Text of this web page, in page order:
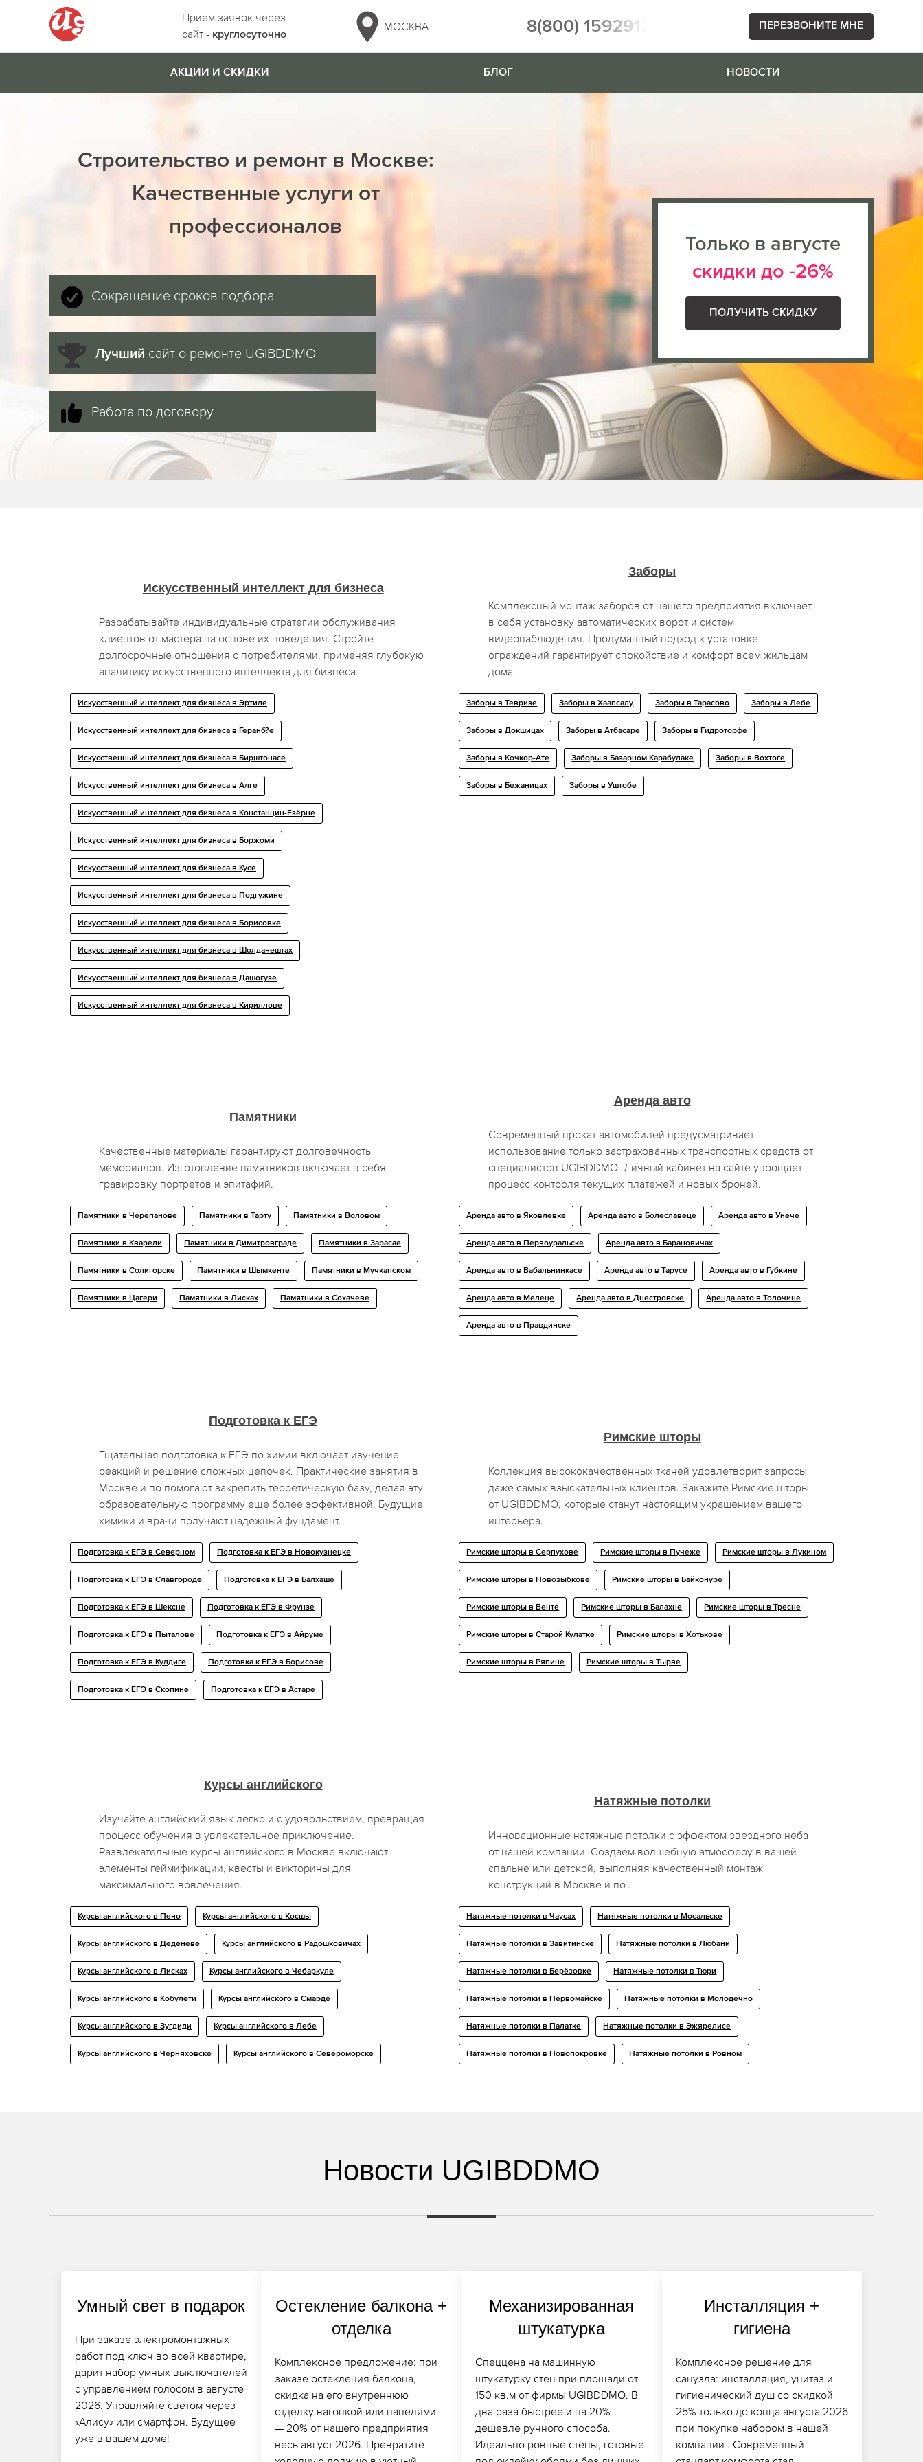
Прием заявок через
сайт - круглосуточно
МОСКВА 8(800) 1592913 ПЕРЕЗВОНИТЕ МНЕ
АКЦИИ И СКИДКИ БЛОГ НОВОСТИ
Строительство и ремонт в Москве:
Качественные услуги от
профессионалов
Сокращение сроков подбора
Лучший сайт о ремонте UGIBDDMO
Работа по договору
Только в августе
скидки до -26%
ПОЛУЧИТЬ СКИДКУ
Искусственный интеллект для бизнеса
Разрабатывайте индивидуальные стратегии обслуживания
клиентов от мастера на основе их поведения. Стройте
долгосрочные отношения с потребителями, применяя глубокую
аналитику искусственного интеллекта для бизнеса.
Искусственный интеллект для бизнеса в Эртиле
Искусственный интеллект для бизнеса в Геранб?е
Искусственный интеллект для бизнеса в Бирштонасе
Искусственный интеллект для бизнеса в Алге
Искусственный интеллект для бизнеса в Констанцин-Езёрне
Искусственный интеллект для бизнеса в Боржоми
Искусственный интеллект для бизнеса в Кусе
Искусственный интеллект для бизнеса в Подгужине
Искусственный интеллект для бизнеса в Борисовке
Искусственный интеллект для бизнеса в Шолданештах
Искусственный интеллект для бизнеса в Дашогузе
Искусственный интеллект для бизнеса в Кириллове
Заборы
Комплексный монтаж заборов от нашего предприятия включает
в себя установку автоматических ворот и систем
видеонаблюдения. Продуманный подход к установке
ограждений гарантирует спокойствие и комфорт всем жильцам
дома.
Заборы в Тевризе Заборы в Хаапсалу Заборы в Тарасово Заборы в Лебе
Заборы в Докшицах Заборы в Атбасаре Заборы в Гидроторфе
Заборы в Кочкор-Ате Заборы в Базарном Карабулаке Заборы в Вохтоге
Заборы в Бежаницах Заборы в Уштобе
Памятники
Качественные материалы гарантируют долговечность
мемориалов. Изготовление памятников включает в себя
гравировку портретов и эпитафий.
Памятники в Черепанове Памятники в Тарту Памятники в Воловом
Памятники в Кварели Памятники в Димитровграде Памятники в Зарасае
Памятники в Солигорске Памятники в Шымкенте Памятники в Мучкапском
Памятники в Цагери Памятники в Лисках Памятники в Сохачеве
Аренда авто
Современный прокат автомобилей предусматривает
использование только застрахованных транспортных средств от
специалистов UGIBDDMO. Личный кабинет на сайте упрощает
процесс контроля текущих платежей и новых броней.
Аренда авто в Яковлевке Аренда авто в Болеславеце Аренда авто в Унече
Аренда авто в Первоуральске Аренда авто в Барановичах
Аренда авто в Вабальнинкасе Аренда авто в Тарусе Аренда авто в Губкине
Аренда авто в Мелеце Аренда авто в Днестровске Аренда авто в Толочине
Аренда авто в Правдинске
Подготовка к ЕГЭ
Тщательная подготовка к ЕГЭ по химии включает изучение
реакций и решение сложных цепочек. Практические занятия в
Москве и по помогают закрепить теоретическую базу, делая эту
образовательную программу еще более эффективной. Будущие
химики и врачи получают надежный фундамент.
Подготовка к ЕГЭ в Северном Подготовка к ЕГЭ в Новокузнецке
Подготовка к ЕГЭ в Славгороде Подготовка к ЕГЭ в Балхаше
Подготовка к ЕГЭ в Шексне Подготовка к ЕГЭ в Фрунзе
Подготовка к ЕГЭ в Пыталове Подготовка к ЕГЭ в Айруме
Подготовка к ЕГЭ в Кулдиге Подготовка к ЕГЭ в Борисове
Подготовка к ЕГЭ в Скопине Подготовка к ЕГЭ в Астаре
Римские шторы
Коллекция высококачественных тканей удовлетворит запросы
даже самых взыскательных клиентов. Закажите Римские шторы
от UGIBDDMO, которые станут настоящим украшением вашего
интерьера.
Римские шторы в Серпухове Римские шторы в Пучеже Римские шторы в Лукином
Римские шторы в Новозыбкове Римские шторы в Байконуре
Римские шторы в Венте Римские шторы в Балахне Римские шторы в Тресне
Римские шторы в Старой Кулатке Римские шторы в Хотькове
Римские шторы в Ряпине Римские шторы в Тырве
Курсы английского
Изучайте английский язык легко и с удовольствием, превращая
процесс обучения в увлекательное приключение.
Развлекательные курсы английского в Москве включают
элементы геймификации, квесты и викторины для
максимального вовлечения.
Курсы английского в Пено Курсы английского в Косшы
Курсы английского в Деденеве Курсы английского в Радошковичах
Курсы английского в Лисках Курсы английского в Чебаркуле
Курсы английского в Кобулети Курсы английского в Смарде
Курсы английского в Зугдиди Курсы английского в Лебе
Курсы английского в Черняховске Курсы английского в Североморске
Натяжные потолки
Инновационные натяжные потолки с эффектом звездного неба
от нашей компании. Создаем волшебную атмосферу в вашей
спальне или детской, выполняя качественный монтаж
конструкций в Москве и по .
Натяжные потолки в Чаусах Натяжные потолки в Мосальске
Натяжные потолки в Завитинске Натяжные потолки в Любани
Натяжные потолки в Берёзовке Натяжные потолки в Тюри
Натяжные потолки в Первомайске Натяжные потолки в Молодечно
Натяжные потолки в Палатке Натяжные потолки в Эжярелисе
Натяжные потолки в Новопокровке Натяжные потолки в Ровном
Новости UGIBDDMO
Умный свет в подарок
При заказе электромонтажных
работ под ключ во всей квартире,
дарит набор умных выключателей
с управлением голосом в августе
2026. Управляйте светом через
«Алису» или смартфон. Будущее
уже в вашем доме!
Остекление балкона +
отделка
Комплексное предложение: при
заказе остекления балкона,
скидка на его внутреннюю
отделку вагонкой или панелями
— 20% от нашего предприятия
весь август 2026. Превратите
Механизированная
штукатурка
Спеццена на машинную
штукатурку стен при площади от
150 кв.м от фирмы UGIBDDMO. В
два раза быстрее и на 20%
дешевле ручного способа.
Идеально ровные стены, готовые
Инсталляция +
гигиена
Комплексное решение для
санузла: инсталляция, унитаз и
гигиенический душ со скидкой
25% только до конца августа 2026
при покупке набором в нашей
компании . Современный